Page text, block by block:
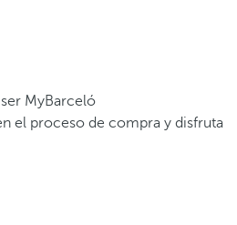
MyBarceló
el proceso de compra y disfruta